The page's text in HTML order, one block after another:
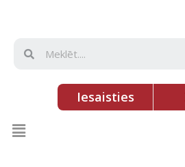
Iesaisties